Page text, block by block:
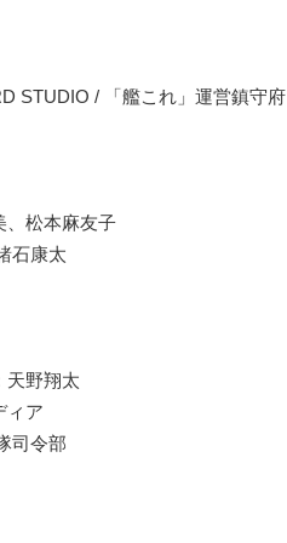
STUDIO / 「艦これ」運営鎮守府
、松本麻友子
石康太
天野翔太
ィア
司令部